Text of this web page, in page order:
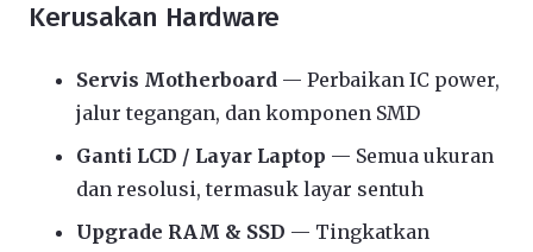
Kerusakan Hardware
Servis Motherboard — Perbaikan IC power,
jalur tegangan, dan komponen SMD
Ganti LCD / Layar Laptop — Semua ukuran
dan resolusi, termasuk layar sentuh
Upgrade RAM & SSD — Tingkatkan